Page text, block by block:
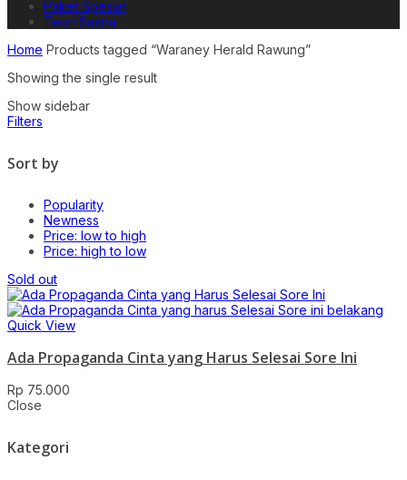
Paket Spesial
Teori Sastra
Home Products tagged “Waraney Herald Rawung”
Showing the single result
Show sidebar
Filters
Sort by
Popularity
Newness
Price: low to high
Price: high to low
Sold out
Quick View
Ada Propaganda Cinta yang Harus Selesai Sore Ini
Rp 75.000
Close
Kategori